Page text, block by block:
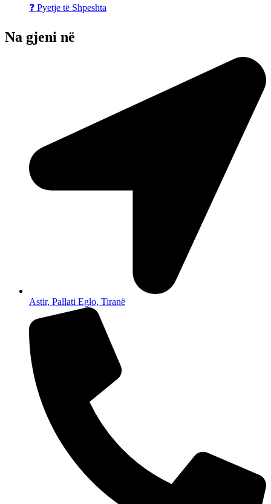
❓ Pyetje të Shpeshta
Na gjeni në
Astir, Pallati Eglo, Tiranë